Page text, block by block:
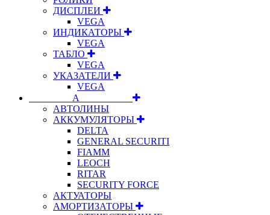
ДИСПЛЕИ
VEGA
ИНДИКАТОРЫ
VEGA
ТАБЛО
VEGA
УКАЗАТЕЛИ
VEGA
⠀⠀⠀⠀⠀⠀А⠀⠀⠀⠀⠀⠀⠀
АВТОЛИНЫ
АККУМУЛЯТОРЫ
DELTA
GENERAL SECURITI
FIAMM
LEOCH
RITAR
SECURITY FORCE
АКТУАТОРЫ
АМОРТИЗАТОРЫ